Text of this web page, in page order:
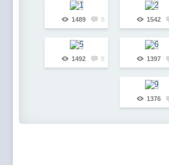
1489 0 1542
1492 0 1397
1376